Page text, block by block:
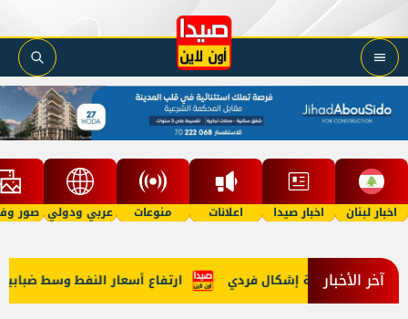
اخبار لبنان اخبار صيدا اعلانات منوعات عربي ودولي صور
آخر الأخبار ارتفاع أسعار النفط وسط ضبابية بشأن على خلفية إشكال فردي